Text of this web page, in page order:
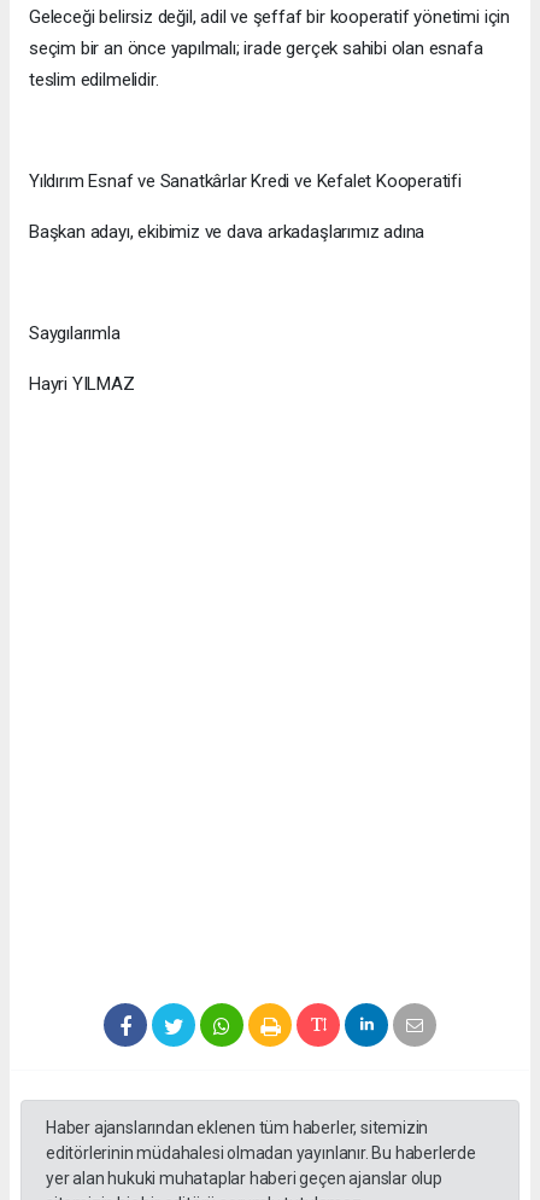
Geleceği belirsiz değil, adil ve şeffaf bir kooperatif yönetimi için
seçim bir an önce yapılmalı; irade gerçek sahibi olan esnafa
teslim edilmelidir.
Yıldırım Esnaf ve Sanatkârlar Kredi ve Kefalet Kooperatifi
Başkan adayı, ekibimiz ve dava arkadaşlarımız adına
Saygılarımla
Hayri YILMAZ
Haber ajanslarından eklenen tüm haberler, sitemizin
editörlerinin müdahalesi olmadan yayınlanır. Bu haberlerde
yer alan hukuki muhataplar haberi geçen ajanslar olup